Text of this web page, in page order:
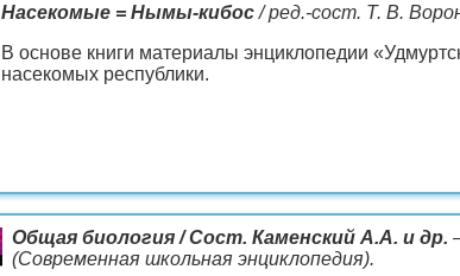
Насекомые = Нымы-кибос/ ред.-сост. Т. В.
В основе книги материалы энциклопедии
насекомых республики.
Общая биология / Сост. Каменский А.А. и др.
(Современная школьная энциклопедия).